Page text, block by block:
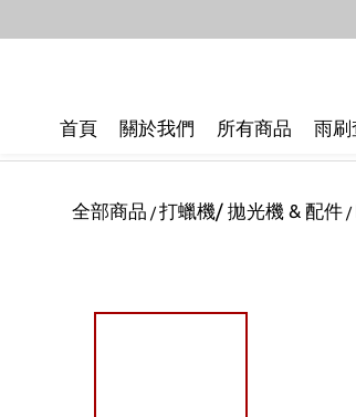
首頁 關於我們 所有商品 雨刷
全部商品 / 打蠟機/ 拋光機 & 配件 /